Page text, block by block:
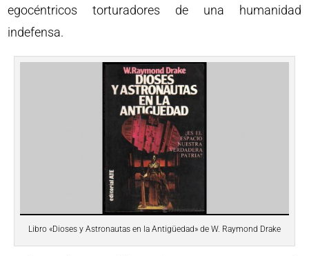
egocéntricos torturadores de una humanidad
indefensa.
Libro «Dioses y Astronautas en la Antigüedad» de W. Raymond Drake